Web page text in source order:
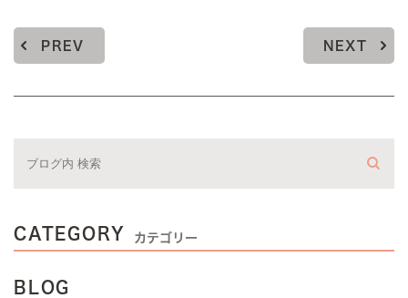
PREV NEXT
CATEGORY カテゴリー
BLOG